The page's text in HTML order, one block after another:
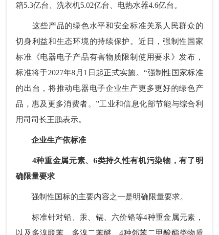
箱5.3亿台、洗衣机5.02亿台、电热水器4.6亿台。
这些产品的绿色水平和安全标准关系人民群众的
切身利益和生态环境的持续保护。近日，强制性国家
标准《电器电子产品有害物质限制使用要求》发布，
标准将于2027年8月1日起正式实施。“强制性国家标准
的出台，将推动电器电子企业生产更多更好的绿色产
品，惠及更多消费者。”工业和信息化部节能与综合利
用司司长王鹏表示。
企业生产依标准
4种重金属元素、6类持久性有机污染物，有了明
确限量要求
强制性国标的主要内容之一是明确限量要求。
标准针对铅、汞、镉、六价铬等4种重金属元素，
以及多溴联苯、多溴二苯醚、4种邻苯二甲酸酯类物质